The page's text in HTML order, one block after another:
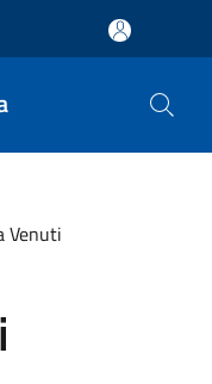
Venuti